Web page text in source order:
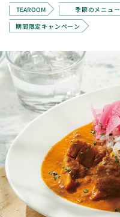
TEAROOM
季節のメニュー
期間限定キャンペーン